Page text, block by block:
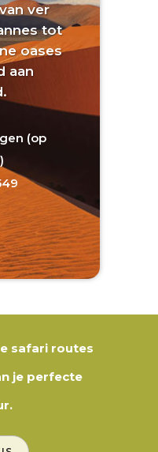
ver
tot
oases
aan
(op
safari routes
je perfecte